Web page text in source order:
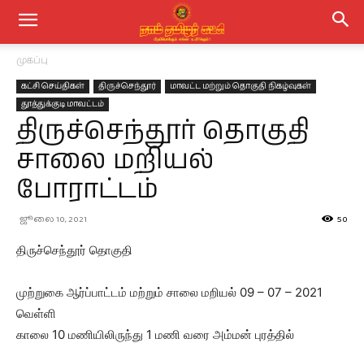
முகப்பு
கட்சி செய்திகள் திருச்செந்தூர்
மாவட்ட மற்றும் தொகுதி நிகழ்வுகள்
தூத்துக்குடி மாவட்டம்
திருச்செந்தூர் தொகுதி
சாலை மறியல்
போராட்டம்
ஜூலை 10, 2021 50
திருச்செந்தூர் தொகுதி
முற்றுகை ஆர்ப்பாட்டம் மற்றும் சாலை மறியல் 09 – 07 – 2021
வெள்ளி
காலை 10 மணியிலிருந்து 1 மணி வரை அம்மன் புரத்தில்